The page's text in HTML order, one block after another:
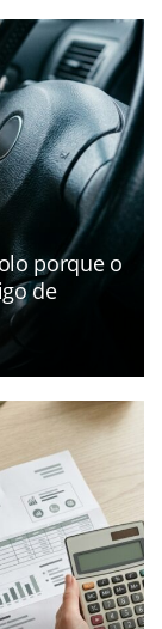
porque o
de